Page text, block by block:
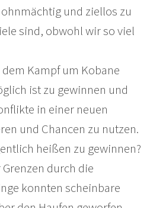
und ziellos zu
sind, obwohl wir so viel
Kampf um Kobane
ist zu gewinnen und
in einer neuen
und Chancen zu nutzen.
heißen zu gewinnen?
durch die
konnten scheinbare